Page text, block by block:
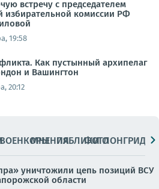
встречу с председателем
избирательной комиссии РФ
19:58
Как пустынный архипелаг
и Вашингтон
20:12
ВОЕНКОРЫМНЕНИЯПАБЛИКИ
ФОТОЛОНГРИДЫ
уничтожили цепь позиций ВСУ
области